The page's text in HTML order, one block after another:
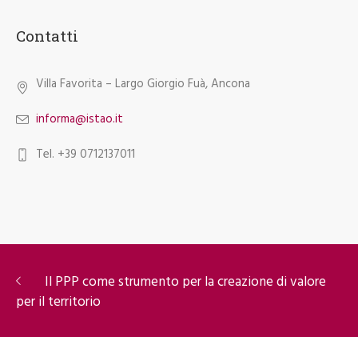
Contatti
Villa Favorita – Largo Giorgio Fuà, Ancona
informa@istao.it
Tel. +39 0712137011
Il PPP come strumento per la creazione di valore
per il territorio